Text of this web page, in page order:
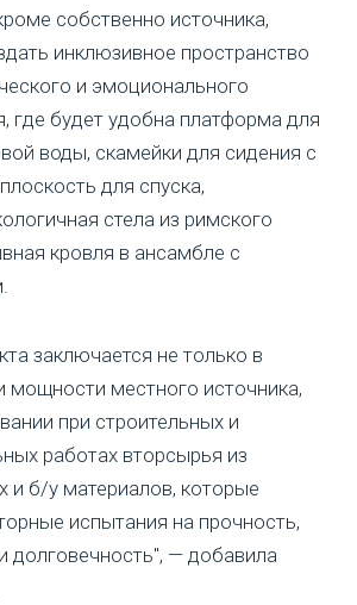
собственно источника,
инклюзивное пространство
и эмоционального
где будет удобна платформа для
воды, скамейки для сидения с
для спуска,
стела из римского
кровля в ансамбле с
заключается не только в
мощности местного источника,
при строительных и
работах вторсырья из
и б/у материалов, которые
испытания на прочность,
долговечность", — добавила